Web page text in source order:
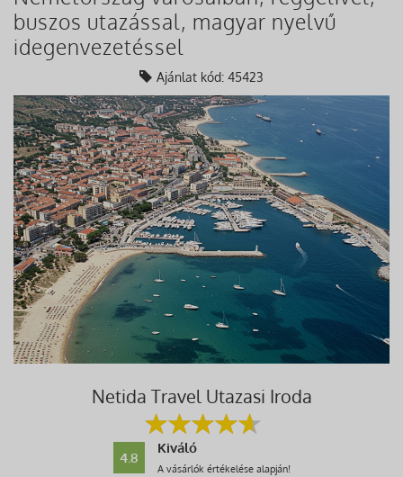
buszos utazással, magyar nyelvű
idegenvezetéssel
Ajánlat kód: 45423
Netida Travel Utazasi Iroda
4.8
Kiváló
A vásárlók értékelése alapján!